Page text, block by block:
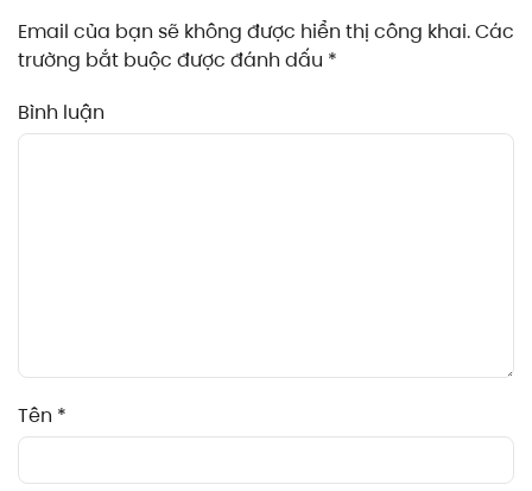
Email của bạn sẽ không được hiển thị công khai. Các
trường bắt buộc được đánh dấu *
Bình luận
Tên *